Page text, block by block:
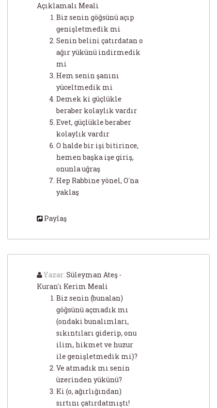
Açıklamalı Meali
Biz senin göğsünü açıp
genişletmedik mi
Senin belini çatırdatan o
ağır yükünü indirmedik
mi
Hem senin şanını
yüceltmedik mi
Demek ki güçlükle
beraber kolaylık vardır
Evet, güçlükle beraber
kolaylık vardır
O halde bir işi bitirince,
hemen başka işe giriş,
onunla uğraş
Hep Rabbine yönel, O´na
yaklaş
Paylaş
Yazar: Süleyman Ateş -
Kuran'ı Kerim Meali
Biz senin (bunalan)
göğsünü açmadık mı
(ondaki bunalımları,
sıkıntıları giderip, onu
ilim, hikmet ve huzur
ile genişletmedik mi)?
Ve atmadık mı senin
üzerinden yükünü?
Ki (o, ağırlığından)
sırtını çatırdatmıştı!